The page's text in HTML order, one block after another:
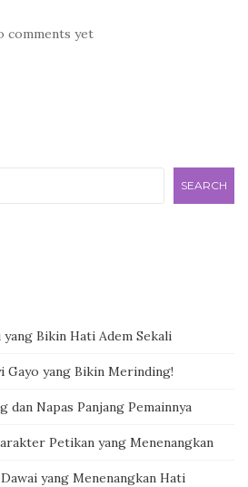
comments yet
SEARCH
Bikin Hati Adem Sekali
Gayo yang Bikin Merinding!
dan Napas Panjang Pemainnya
Petikan yang Menenangkan
yang Menenangkan Hati